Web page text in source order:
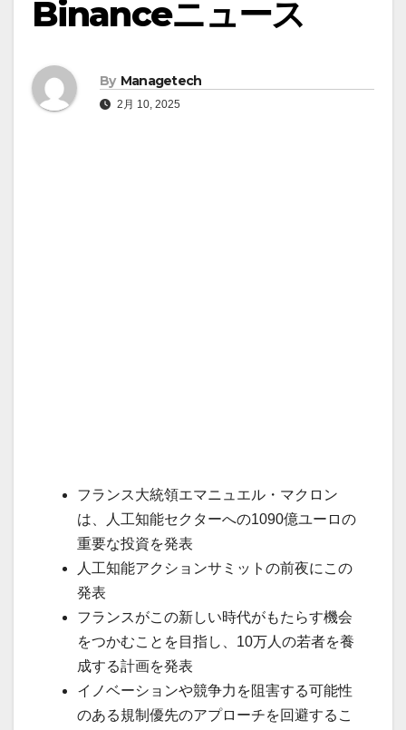
Binanceニュース
By Managetech
2月 10, 2025
フランス大統領エマニュエル・マクロン
は、人工知能セクターへの1090億ユーロの
重要な投資を発表
人工知能アクションサミットの前夜にこの
発表
フランスがこの新しい時代がもたらす機会
をつかむことを目指し、10万人の若者を養
成する計画を発表
イノベーションや競争力を阻害する可能性
のある規制優先のアプローチを回避するこ